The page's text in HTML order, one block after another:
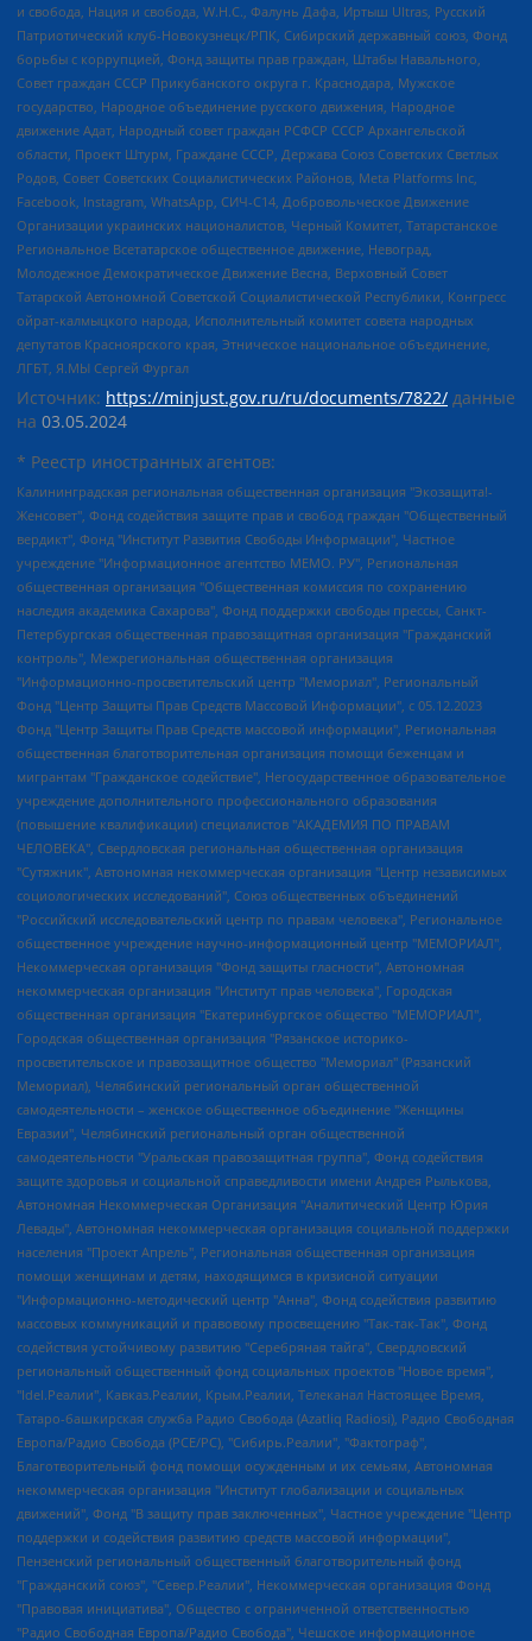
и свобода, Нация и свобода, W.H.С., Фалунь Дафа, Иртыш Ultras, Русский
Патриотический клуб-Новокузнецк/РПК, Сибирский державный союз, Фонд
борьбы с коррупцией, Фонд защиты прав граждан, Штабы Навального,
Совет граждан СССР Прикубанского округа г. Краснодара, Мужское
государство, Народное объединение русского движения, Народное
движение Адат, Народный совет граждан РСФСР СССР Архангельской
области, Проект Штурм, Граждане СССР, Держава Союз Советских Светлых
Родов, Совет Советских Социалистических Районов, Meta Platforms Inc,
Facebook, Instagram, WhatsApp, СИЧ-С14, Добровольческое Движение
Организации украинских националистов, Черный Комитет, Татарстанское
Региональное Всетатарское общественное движение, Невоград,
Молодежное Демократическое Движение Весна, Верховный Совет
Татарской Автономной Советской Социалистической Республики, Конгресс
ойрат-калмыцкого народа, Исполнительный комитет совета народных
депутатов Красноярского края, Этническое национальное объединение,
ЛГБТ, Я.МЫ Сергей Фургал
Источник: https://minjust.gov.ru/ru/documents/7822/ данные
на 03.05.2024
* Реестр иностранных агентов:
Калининградская региональная общественная организация "Экозащита!-Женсовет", Фонд содействия защите прав и свобод граждан "Общественный вердикт", Фонд "Институт Развития Свободы Информации", Частное учреждение "Информационное агентство МЕМО. РУ", Региональная общественная организация "Общественная комиссия по сохранению наследия академика Сахарова", Фонд поддержки свободы прессы, Санкт-Петербургская общественная правозащитная организация "Гражданский контроль", Межрегиональная общественная организация "Информационно-просветительский центр "Мемориал", Региональный Фонд "Центр Защиты Прав Средств Массовой Информации", с 05.12.2023 Фонд "Центр Защиты Прав Средств массовой информации", Региональная общественная благотворительная организация помощи беженцам и мигрантам "Гражданское содействие", Негосударственное образовательное учреждение дополнительного профессионального образования (повышение квалификации) специалистов "АКАДЕМИЯ ПО ПРАВАМ ЧЕЛОВЕКА", Свердловская региональная общественная организация "Сутяжник", Автономная некоммерческая организация "Центр независимых социологических исследований", Союз общественных объединений "Российский исследовательский центр по правам человека", Региональное общественное учреждение научно-информационный центр "МЕМОРИАЛ", Некоммерческая организация "Фонд защиты гласности", Автономная некоммерческая организация "Институт прав человека", Городская общественная организация "Екатеринбургское общество "МЕМОРИАЛ", Городская общественная организация "Рязанское историко-просветительское и правозащитное общество "Мемориал" (Рязанский Мемориал), Челябинский региональный орган общественной самодеятельности – женское общественное объединение "Женщины Евразии", Челябинский региональный орган общественной самодеятельности "Уральская правозащитная группа", Фонд содействия защите здоровья и социальной справедливости имени Андрея Рылькова, Автономная Некоммерческая Организация "Аналитический Центр Юрия Левады", Автономная некоммерческая организация социальной поддержки населения "Проект Апрель", Региональная общественная организация помощи женщинам и детям, находящимся в кризисной ситуации "Информационно-методический центр "Анна", Фонд содействия развитию массовых коммуникаций и правовому просвещению "Так-так-Так", Фонд содействия устойчивому развитию "Серебряная тайга", Свердловский региональный общественный фонд социальных проектов "Новое время", "Idel.Реалии", Кавказ.Реалии, Крым.Реалии, Телеканал Настоящее Время, Татаро-башкирская служба Радио Свобода (Azatliq Radiosi), Радио Свободная Европа/Радио Свобода (PCE/PC), "Сибирь.Реалии", "Фактограф", Благотворительный фонд помощи осужденным и их семьям, Автономная некоммерческая организация "Институт глобализации и социальных движений", Фонд "В защиту прав заключенных", Частное учреждение "Центр поддержки и содействия развитию средств массовой информации", Пензенский региональный общественный благотворительный фонд "Гражданский союз", "Север.Реалии", Некоммерческая организация Фонд "Правовая инициатива", Общество с ограниченной ответственностью "Радио Свободная Европа/Радио Свобода", Чешское информационное агентство "MEDIUM-ORIENT", Красноярская региональная общественная организация "Мы против СПИДа", Камалягин Денис Николаевич, Маркелов Сергей Евгеньевич, Пономарев Лев Александрович, Савицкая Людмила Алексеевна, Автономная некоммерческая организация "Центр по работе с проблемой насилия "НАСИЛИЮ.НЕТ", Межрегиональный профессиональный союз работников здравоохранения "Альянс врачей", Юридическое лицо, зарегистрированное в Латвийской Республике, SIA "Medusa Project" (регистрационный номер 40103797863, дата регистрации 10.06.2014), Некоммерческая организация "Фонд по борьбе с коррупцией", Автономная некоммерческая организация "Институт права и публичной политики", Баданин Роман Сергеевич, Гликин Максим Александрович, Железнова Мария Михайловна, Лукьянова Юлия Сергеевна, Маетная Елизавета Витальевна, Маняхин Петр Борисович, Чуракова Ольга Владимировна, Ярош Юлия Петровна, Юридическое лицо "The Insider SIA", зарегистрированное в Риге, Латвийская Республика (дата регистрации 26.06.2015), являющееся администратором доменного имени интернет-издания "The Insider SIA", https://theins.ru, Постернак Алексей Евгеньевич, Рубин Михаил Аркадьевич, Анин Роман Александрович, Юридическое лицо Istories fonds, зарегистрированное в Латвийской Республике (регистрационный номер 50008295751, дата регистрации 24.02.2020), Великовский Дмитрий Александрович, Долинина Ирина Николаевна, Мароховская Алеся Алексеевна, Шлейнов Роман Юрьевич, Шмагун Олеся Валентиновна, Общество с ограниченной ответственностью "Альтаир 2021", Общество с ограниченной ответственностью "Вега 2021", Общество с ограниченной ответственностью "Главный редактор 2021", Общество с ограниченной ответственностью "Ромашки монолит", Важенков Артем Валерьевич, Ивановская областная общественная организация "Центр гендерных исследований", Гурман Юрий Альбертович, Медиапроект "ОВД-Инфо", Егоров Владимир Владимирович, Жилинский Владимир Александрович, Общество с ограниченной ответственностью "ЗП", Иванова София Юрьевна, Карезина Инна Павловна, Кильтау Екатерина Викторовна, Петров Алексей Викторович, Пискунов Сергей Евгеньевич, Смирнов Сергей Сергеевич, Тихонов Михаил Сергеевич, Общество с ограниченной ответственностью "ЖУРНАЛИСТ-ИНОСТРАННЫЙ АГЕНТ", Арапова Галина Юрьевна, Вольтская Татьяна Анатольевна, Американская компания "Mason G.E.S. Anonymous Foundation" (США), являющаяся владельцем интернет-издания https://mnews.world/, Компания "Stichting Bellingcat", зарегистрированная в Нидерландах (дата регистрации 11.07.2018), Захаров Андрей Вячеславович, Клепиковская Екатерина Дмитриевна, Общество с ограниченной ответственностью "МЕМО", Перл Роман Александрович, Симонов Евгений Алексеевич, Соловьева Елена Анатольевна, Сотников Даниил Владимирович, Сурначева Елизавета Дмитриевна, Автономная некоммерческая организация по защите прав человека и информированию населения "Якутия – Наше Мнение", Общество с ограниченной ответственностью "Москоу диджитал медиа", с 26.01.2023 Общество с ограниченной ответственностью "Чайка Белые сады", Ветошкина Валерия Валерьевна, Заговора Максим Александрович, Межрегиональное общественное движение "Российская ЛГБТ - сеть", Оленичев Максим Владимирович, Павлов Иван Юрьевич, Скворцова Елена Сергеевна, Общество с ограниченной ответственностью "Как бы инагент", Кочетков Игорь Викторович, Общество с ограниченной ответственностью "Честные выборы", Еланчик Олег Александрович, Общество с ограниченной ответственностью "Нобелевский призыв", Гималова Регина Эмилевна, Григорьев Андрей Валерьевич, Григорьева Алина Александровна, Ассоциация по содействию защите прав призывников, альтернативнослужащих и военнослужащих "Правозащитная группа "Гражданин.Армия.Право", Хисамова Регина Фаритовна, Автономная некоммерческая организация по реализации социально-правовых программ "Лилит", Дальневосточное общественное движение "Маяк", Санкт-Петербургская ЛГБТ-инициативная группа "Выход", Инициативная группа ЛГБТ+ "Реверс", Алексеев Андрей Викторович, Бекбулатова Таисия Львовна, Беляев Иван Михайлович, Владыкина Елена Сергеевна, Гельман Марат Александрович, Никульшина Вероника Юрьевна, Толоконникова Надежда Андреевна, Шендерович Виктор Анатольевич, Общество с ограниченной ответственностью "Данное сообщение", Общество с ограниченной ответственностью Издательский дом "Новая глава", Айнбиндер Александра Александровна, Московский комьюнити-центр для ЛГБТ+инициатив, Благотворительный фонд развития филантропии, Deutsche Welle (Германия, Kurt-Schumacher-Strasse 3, 53113 Bonn), Борзунова Мария Михайловна, Воробьев Виктор Викторович, Голубева Анна Львовна, Константинова Алла Михайловна, Малкова Ирина Владимировна, Мурадов Мурад Абдулгалимович, Осетинская Елизавета Николаевна, Понасенков Евгений Николаевич, Ганапольский Матвей Юрьевич, Киселев Евгений Алексеевич, Борухович Ирина Григорьевна, Дремин Иван Тимофеевич, Дубровский Дмитрий Викторович, Красноярская региональная общественная организация поддержки и развития альтернативных образовательных технологий и межкультурных коммуникаций "ИНТЕРРА", Маяковская Екатерина Алексеевна, Фейгин Марк Захарович, Филимонов Андрей Викторович, Дзугкоева Регина Николаевна, Доброхотов Роман Александрович, Дудь Юрий Александрович, Елкин Сергей Владимирович, Кругликов Кирилл Игоревич, Сабунаева Мария Леонидовна, Семенов Алексей Владимирович, Шаинян Карен Багратович, Шульман Екатерина Михайловна, Асафьев Артур Валерьевич, Вахштайн Виктор Семенович, Венедиктов Алексей Алексеевич, Лушникова Екатерина Евгеньевна, Волков Леонид Михайлович, Невзоров Александр Глебович, Пархоменко Сергей Борисович, Сироткин Ярослав Николаевич, Кара-Мурза Владимир Владимирович, Баранова Наталья Владимировна, Гозман Леонид Яковлевич, Кагарлицкий Борис Юльевич, Климарев Михаил Валерьевич, Милов Владимир Станиславович, Автономная некоммерческая организация Краснодарский центр современного искусства "Типография", Моргенштерн Алишер Тагирович, Соболь Любовь Эдуардовна, Общество с ограниченной ответственностью "ЛИЗА НОРМ", Каспаров Гарри Кимович, Ходорковский Михаил Борисович, Общество с ограниченной ответственностью "Апрельские тезисы", Данилович Ирина Брониславовна, Кашин Олег Владимирович, Петров Николай Владимирович, Пивоваров Алексей Владимирович, Соколов Михаил Владимирович, Цветкова Юлия Владимировна, Чичваркин Евгений Александрович, Комитет против пыток/Команда против пыток, Общество с ограниченной ответственностью "Первый научный", Общество с ограниченной ответственностью "Вертолет и ко", Белоцерковская Вероника Борисовна, Кац Максим Евгеньевич, Лазарева Татьяна Юрьевна, Шаведдинов Руслан Табризович, Яшин Илья Валерьевич, Общество с ограниченной ответственностью "Иноагент ААВ", Алешковский Дмитрий Петрович, Альбац Евгения Марковна, Быков Дмитрий Львович, Галямина Юлия Евгеньевна, Лойко Сергей Леонидович, Мартынов Кирилл Константинович, Медведев Сергей Александрович, Крашенинников Федор Геннадиевич, Гордеева Катерина Вл